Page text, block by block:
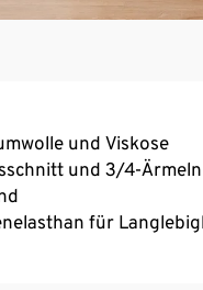
und Viskose
und 3/4-Ärmeln
für